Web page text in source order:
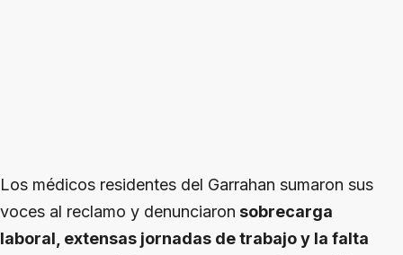
Los médicos residentes del Garrahan sumaron sus
voces al reclamo y denunciaron sobrecarga
laboral, extensas jornadas de trabajo y la falta